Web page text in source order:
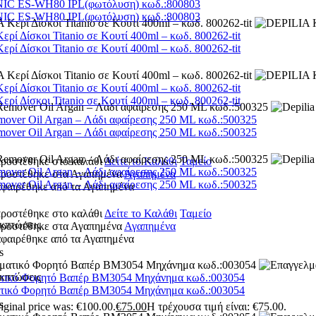
Δίσκοι Titanio σε Κουτί 400ml – κωδ. 800262-tit
Δίσκοι Titanio σε Κουτί 400ml – κωδ. 800262-tit
Oil Argan – Λάδι αφαίρεσης 250 ML κωδ.:500325
Oil Argan – Λάδι αφαίρεσης 250 ML κωδ.:500325
στο καλάθιΔείτε το Καλάθι Ταμείο
στα ΑγαπημέναΑγαπημένα
από τα Αγαπημένα
Φορητό Βαπέρ BM3054 Μηχάνημα κωδ.:003054
Φορητό Βαπέρ BM3054 Μηχάνημα κωδ.:003054
price was: €100.00.€75.00Η τρέχουσα τιμή είναι: €75.00.
ES-WH80 IPL(φωτόλυση) κωδ.:800803
ES-WH80 IPL(φωτόλυση) κωδ.:800803
Δίσκοι Titanio σε Κουτί 400ml – κωδ. 800262-tit
Δίσκοι Titanio σε Κουτί 400ml – κωδ. 800262-tit
Oil Argan – Λάδι αφαίρεσης 250 ML κωδ.:500325
Oil Argan – Λάδι αφαίρεσης 250 ML κωδ.:500325
στο καλάθι Δείτε το Καλάθι Ταμείο
στα Αγαπημένα Αγαπημένα
από τα Αγαπημένα